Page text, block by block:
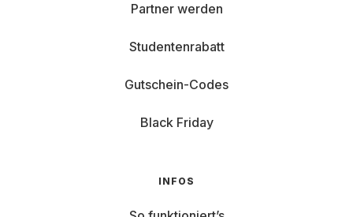
Partner werden
Studentenrabatt
Gutschein-Codes
Black Friday
INFOS